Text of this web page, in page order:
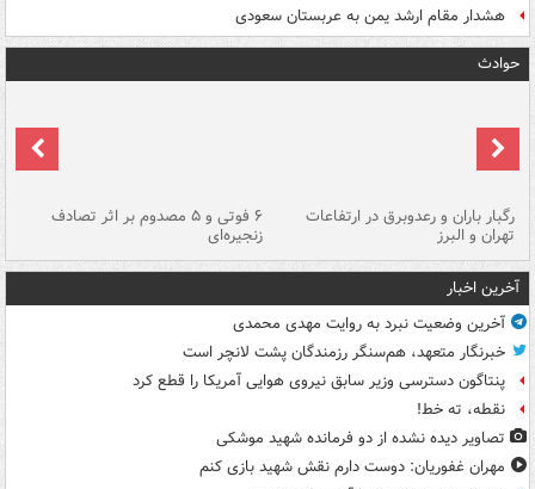
هشدار مقام ارشد یمن به عربستان سعودی
حوادث
رگبار باران و رعدوبرق در ارتفاعات
تهران و البرز
۶ فوتی و ۵ مصدوم بر اثر تصادف
زنجیره‌ای
آخرین اخبار
آخرین وضعیت نبرد به روایت مهدی محمدی
خبرنگار متعهد، هم‌سنگر رزمندگان پشت لانچر است
پنتاگون دسترسی وزیر سابق نیروی هوایی آمریکا را قطع کرد
نقطه، ته خط!
تصاویر دیده‌ نشده از دو فرمانده شهید موشکی
مهران غفوریان: دوست دارم نقش شهید بازی کنم